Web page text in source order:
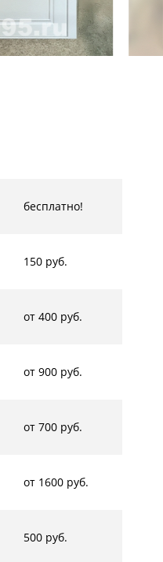
бесплатно!
150 руб.
от 400 руб.
от 900 руб.
от 700 руб.
от 1600 руб.
500 руб.